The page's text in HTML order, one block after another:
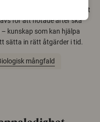
forskare kartlagt hur mycket
för att hotade arter ska
kunskap som kan hjälpa
sätta in rätt åtgärder i tid.
mångfald